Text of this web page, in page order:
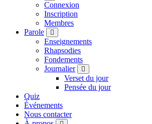
Connexion
Inscription
Membres
Parole
Enseignements
Rhapsodies
Fondements
Journalier
Verset du jour
Pensée du jour
Quiz
Événements
Nous contacter